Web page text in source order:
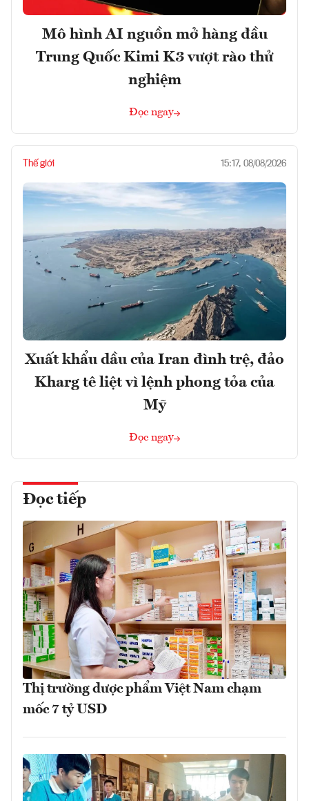
Mô hình AI nguồn mở hàng đầu
Trung Quốc Kimi K3 vượt rào thử
nghiệm
Đọc ngay
Thế giới 15:17, 08/08/2026
Xuất khẩu dầu của Iran đình trệ, đảo
Kharg tê liệt vì lệnh phong tỏa của
Mỹ
Đọc ngay
Đọc tiếp
Thị trường dược phẩm Việt Nam chạm
mốc 7 tỷ USD